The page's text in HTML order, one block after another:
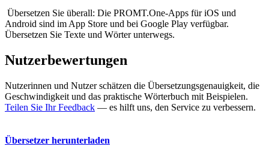
Übersetzen Sie überall: Die PROMT.One-Apps für iOS und
Android sind im App Store und bei Google Play verfügbar.
Übersetzen Sie Texte und Wörter unterwegs.
Nutzerbewertungen
Nutzerinnen und Nutzer schätzen die Übersetzungsgenauigkeit, die
Geschwindigkeit und das praktische Wörterbuch mit Beispielen.
Teilen Sie Ihr Feedback — es hilft uns, den Service zu verbessern.
Übersetzer herunterladen